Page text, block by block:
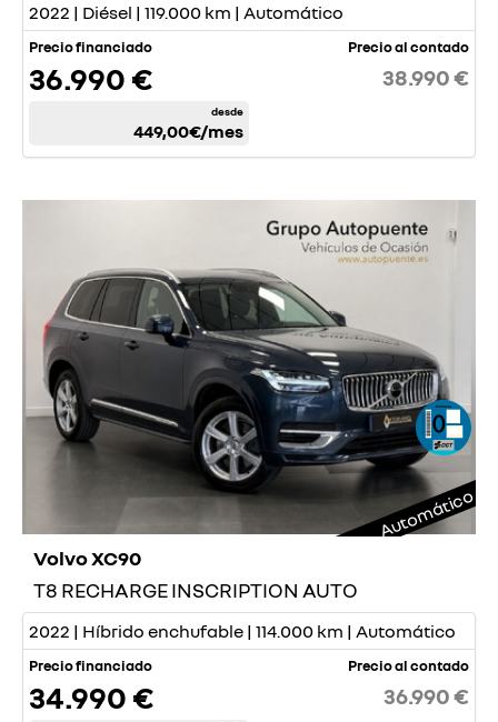
2022 | Diésel | 119.000 km | Automático
Precio financiado
36.990 €
desde
449,00€/mes
Precio al contado
38.990 €
Automático
Volvo XC90
T8 RECHARGE INSCRIPTION AUTO
2022 | Híbrido enchufable | 114.000 km | Automático
Precio financiado
34.990 €
Precio al contado
36.990 €